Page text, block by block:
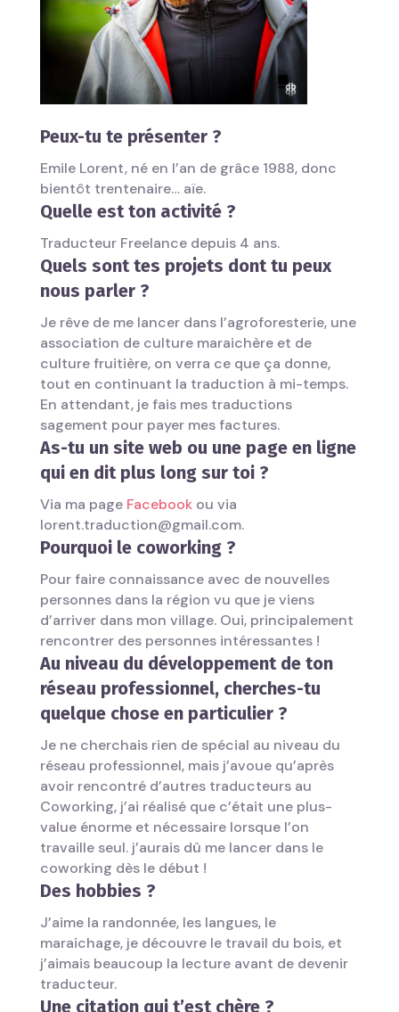
Peux-tu te présenter ?
Emile Lorent, né en l’an de grâce 1988, donc
bientôt trentenaire… aïe.
Quelle est ton activité ?
Traducteur Freelance depuis 4 ans.
Quels sont tes projets dont tu peux
nous parler ?
Je rêve de me lancer dans l’agroforesterie, une
association de culture maraichère et de
culture fruitière, on verra ce que ça donne,
tout en continuant la traduction à mi-temps.
En attendant, je fais mes traductions
sagement pour payer mes factures.
As-tu un site web ou une page en ligne
qui en dit plus long sur toi ?
Via ma page Facebookou via
lorent.traduction@gmail.com.
Pourquoi le coworking ?
Pour faire connaissance avec de nouvelles
personnes dans la région vu que je viens
d’arriver dans mon village. Oui, principalement
rencontrer des personnes intéressantes !
Au niveau du développement de ton
réseau professionnel, cherches-tu
quelque chose en particulier ?
Je ne cherchais rien de spécial au niveau du
réseau professionnel, mais j’avoue qu’après
avoir rencontré d’autres traducteurs au
Coworking, j’ai réalisé que c’était une plus-
value énorme et nécessaire lorsque l’on
travaille seul. j’aurais dû me lancer dans le
coworking dès le début !
Des hobbies ?
J’aime la randonnée, les langues, le
maraichage, je découvre le travail du bois, et
j’aimais beaucoup la lecture avant de devenir
traducteur.
Une citation qui t’est chère ?